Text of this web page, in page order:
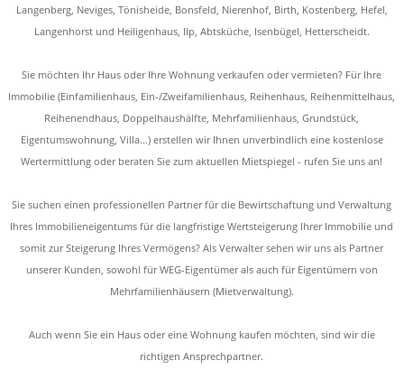
Langenberg, Neviges, Tönisheide, Bonsfeld, Nierenhof, Birth, Kostenberg, Hefel,
Langenhorst und Heiligenhaus, Ilp, Abtsküche, Isenbügel, Hetterscheidt.
Sie möchten Ihr Haus oder Ihre Wohnung verkaufen oder vermieten? Für Ihre
Immobilie (Einfamilienhaus, Ein-/Zweifamilienhaus, Reihenhaus, Reihenmittelhaus,
Reihenendhaus, Doppelhaushälfte, Mehrfamilienhaus, Grundstück,
Eigentumswohnung, Villa...) erstellen wir Ihnen unverbindlich eine kostenlose
Wertermittlung oder beraten Sie zum aktuellen Mietspiegel - rufen Sie uns an!
Sie suchen einen professionellen Partner für die Bewirtschaftung und Verwaltung
Ihres Immobilieneigentums für die langfristige Wertsteigerung Ihrer Immobilie und
somit zur Steigerung Ihres Vermögens? Als Verwalter sehen wir uns als Partner
unserer Kunden, sowohl für WEG-Eigentümer als auch für Eigentümern von
Mehrfamilienhäusern (Mietverwaltung).
Auch wenn Sie ein Haus oder eine Wohnung kaufen möchten, sind wir die
richtigen Ansprechpartner.